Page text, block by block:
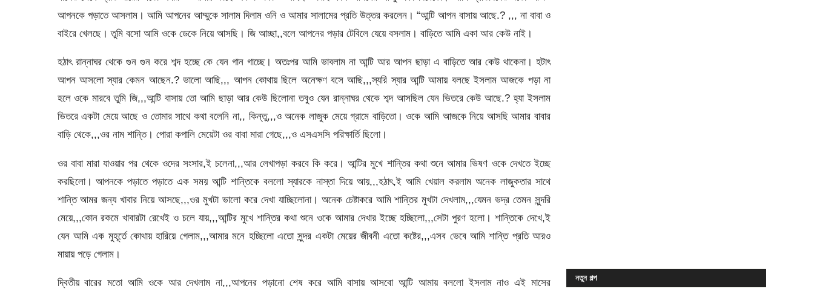
আপনকে পড়াতে আসলাম। আমি আপনের আম্মুকে সালাম দিলাম ওনি ও আমার সালামের প্রতি উত্তর করলেন। “আন্টি আপন বাসায় আছে.? ,,, না বাবা ও
বাইরে খেলছে। তুমি বসো আমি ওকে ডেকে নিয়ে আসছি। জি আচ্ছা,,বলে আপনের পড়ার টেবিলে যেয়ে বসলাম। বাড়িতে আমি একা আর কেউ নাই।
হঠাৎ রান্নাঘর থেকে গুন গুন করে শব্দ হচ্ছে কে যেন গান গাচ্ছে। অতঃপর আমি ভাবলাম না আন্টি আর আপন ছাড়া এ বাড়িতে আর কেউ থাকেনা। হটাৎ
আপন আসলো স্যার কেমন আছেন.? ভালো আছি,,, আপন কোথায় ছিলে অনেক্ষণ বসে আছি,,,স্যরি স্যার আন্টি আমায় বলছে ইসলাম আজকে পড়া না
হলে ওকে মারবে তুমি জি,,,আন্টি বাসায় তো আমি ছাড়া আর কেউ ছিলোনা তবুও যেন রান্নাঘর থেকে শব্দ আসছিল যেন ভিতরে কেউ আছে.? হ্যা ইসলাম
ভিতরে একটা মেয়ে আছে ও তোমার সাথে কথা বলেনি না,, কিন্তু,,,ও অনেক লাজুক মেয়ে গ্রামে বাড়িতো। ওকে আমি আজকে নিয়ে আসছি আমার বাবার
বাড়ি থেকে,,,ওর নাম শান্তি। পোরা কপালি মেয়েটা ওর বাবা মারা গেছে,,,ও এসএসসি পরিক্ষার্তি ছিলো।
ওর বাবা মারা যাওয়ার পর থেকে ওদের সংসার,ই চলেনা,,,আর লেখাপড়া করবে কি করে। আন্টির মুখে শান্তির কথা শুনে আমার ভিষণ ওকে দেখতে ইচ্ছে
করছিলো। আপনকে পড়াতে পড়াতে এক সময় আন্টি শান্তিকে বললো স্যারকে নাস্তা দিয়ে আয়,,,হঠাৎ,ই আমি খেয়াল করলাম অনেক লাজুকতার সাথে
শান্তি আমর জন্য খাবার নিয়ে আসছে,,,ওর মুখটা ভালো করে দেখা যাচ্ছিলোনা। অনেক চেষ্টাকরে আমি শান্তির মুখটা দেখলাম,,,যেমন ভদ্র তেমন সুন্দরি
মেয়ে,,,কোন রকমে খাবারটা রেখেই ও চলে যায়,,,আন্টির মুখে শান্তির কথা শুনে ওকে আমার দেখার ইচ্ছে হচ্ছিলো,,,সেটা পুরণ হলো। শান্তিকে দেখে,ই
যেন আমি এক মুহূর্তে কোথায় হারিয়ে গেলাম,,,আমার মনে হচ্ছিলো এতো সুন্দর একটা মেয়ের জীবনী এতো কষ্টের,,,এসব ভেবে আমি শান্তি প্রতি আরও
মায়ায় পড়ে গেলাম।
দ্বিতীয় বারের মতো আমি ওকে আর দেখলাম না,,,আপনের পড়ানো শেষ করে আমি বাসায় আসবো আন্টি আমায় বললো ইসলাম নাও এই মাসের
নতুন গল্প